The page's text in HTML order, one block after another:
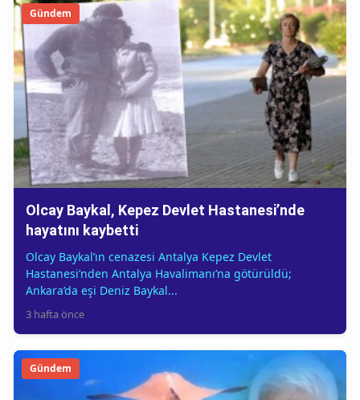
Gündem
Olcay Baykal, Kepez Devlet Hastanesi’nde
hayatını kaybetti
Olcay Baykal’ın cenazesi Antalya Kepez Devlet
Hastanesi’nden Antalya Havalimanı’na götürüldü;
Ankara’da eşi Deniz Baykal...
3 hafta önce
Gündem